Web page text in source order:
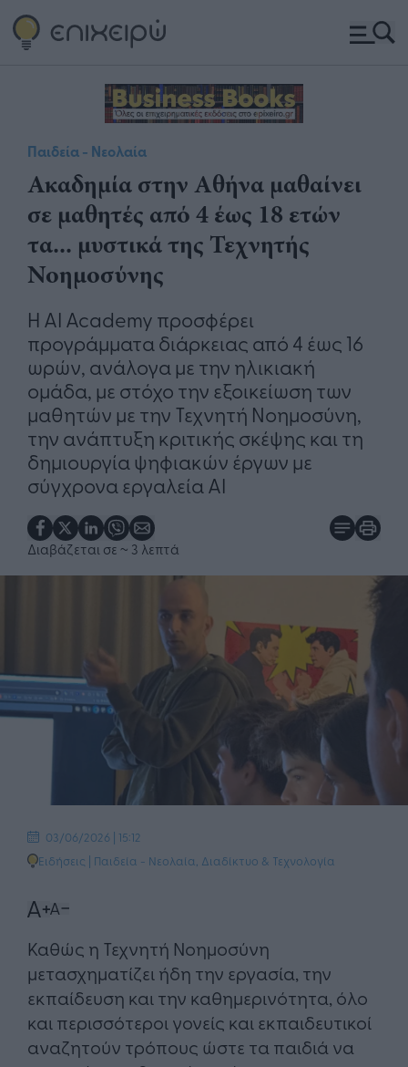
Παιδεία - Νεολαία
Ακαδημία στην Αθήνα μαθαίνει
σε μαθητές από 4 έως 18 ετών
τα... μυστικά της Τεχνητής
Νοημοσύνης
Η AI Academy προσφέρει
προγράμματα διάρκειας από 4 έως 16
ωρών, ανάλογα με την ηλικιακή
ομάδα, με στόχο την εξοικείωση των
μαθητών με την Τεχνητή Νοημοσύνη,
την ανάπτυξη κριτικής σκέψης και τη
δημιουργία ψηφιακών έργων με
σύγχρονα εργαλεία AI
Διαβάζεται σε ~ 3 λεπτά
03/06/2026 | 15:12
Ειδήσεις | Παιδεία - Νεολαία Διαδίκτυο & Τεχνολογία
Καθώς η Τεχνητή Νοημοσύνη
μετασχηματίζει ήδη την εργασία, την
εκπαίδευση και την καθημερινότητα, όλο
και περισσότεροι γονείς και εκπαιδευτικοί
αναζητούν τρόπους ώστε τα παιδιά να